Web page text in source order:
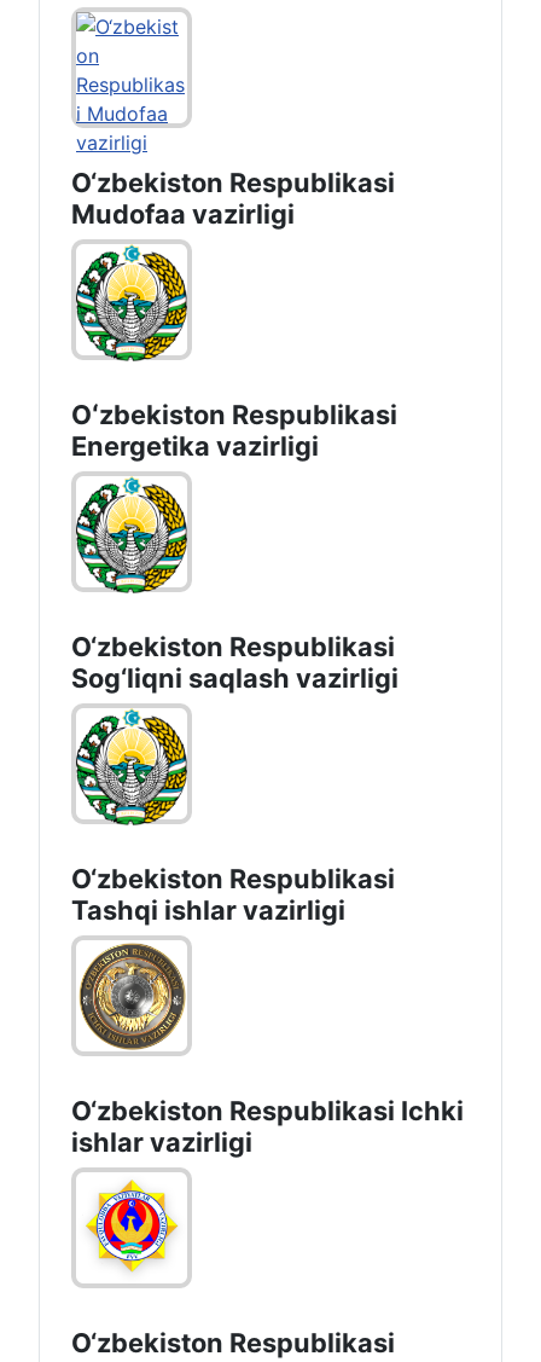
O‘zbekiston Respublikasi
Mudofaa vazirligi
Oʻzbekiston Respublikasi
Energetika vazirligi
O‘zbеkistоn Rеspublikаsi
Sоg‘liqni saqlash vаzirligi
O‘zbеkistоn Rеspublikаsi
Tashqi ishlаr vаzirligi
O‘zbеkiston Rеspublikаsi Ichki
ishlаr vаzirligi
O‘zbеkistоn Rеspublikаsi